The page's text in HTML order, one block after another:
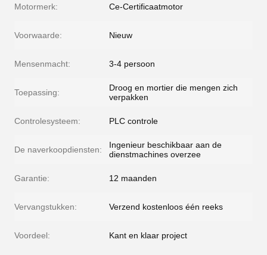
Motormerk: Ce-Certificaatmotor
Voorwaarde: Nieuw
Mensenmacht: 3-4 persoon
Toepassing:
Droog en mortier die mengen zich
verpakken
Controlesysteem: PLC controle
De naverkoopdiensten:
Ingenieur beschikbaar aan de
dienstmachines overzee
Garantie: 12 maanden
Vervangstukken: Verzend kostenloos één reeks
Voordeel: Kant en klaar project